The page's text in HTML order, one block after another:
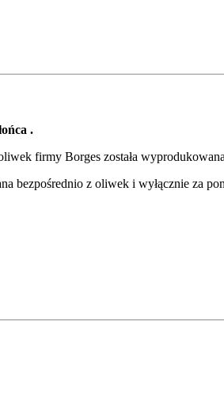
.
firmy Borges została
bezpośrednio z oliwek i wyłącznie za